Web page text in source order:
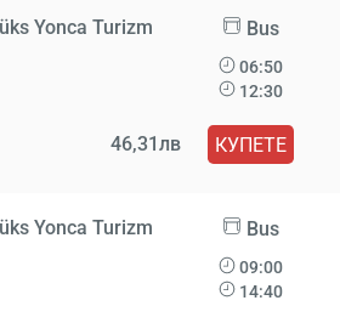
Yonca Turizm Bus
06:50
12:30
46,31лв КУПЕТЕ
Yonca Turizm Bus
09:00
14:40